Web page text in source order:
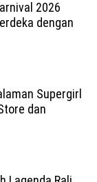
2026
dengan
Supergirl
dan